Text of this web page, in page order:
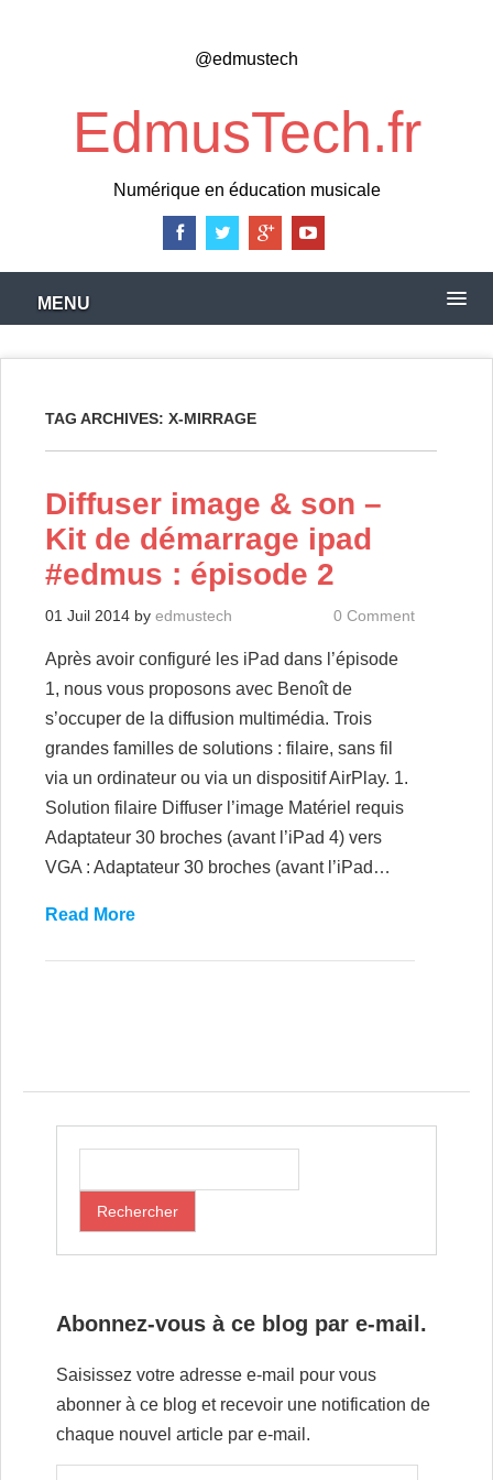
@edmustech
EdmusTech.fr
Numérique en éducation musicale
MENU
TAG ARCHIVES: X-MIRRAGE
Diffuser image & son –
Kit de démarrage ipad
#edmus : épisode 2
01 Juil 2014 by edmustech 0 Comment
Après avoir configuré les iPad dans l’épisode
1, nous vous proposons avec Benoît de
s’occuper de la diffusion multimédia. Trois
grandes familles de solutions : filaire, sans fil
via un ordinateur ou via un dispositif AirPlay. 1.
Solution filaire Diffuser l’image Matériel requis
Adaptateur 30 broches (avant l’iPad 4) vers
VGA : Adaptateur 30 broches (avant l’iPad…
Read More
Abonnez-vous à ce blog par e-mail.
Saisissez votre adresse e-mail pour vous
abonner à ce blog et recevoir une notification de
chaque nouvel article par e-mail.